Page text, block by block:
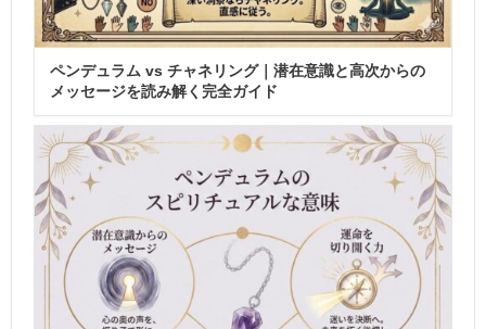
ペンデュラム vs チャネリング｜潜在意識と高次からの
メッセージを読み解く完全ガイド